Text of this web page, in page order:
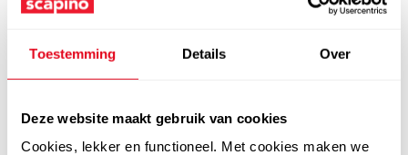
Toestemming Details Over
Deze website maakt gebruik van cookies
Cookies, lekker en functioneel. Met cookies maken we